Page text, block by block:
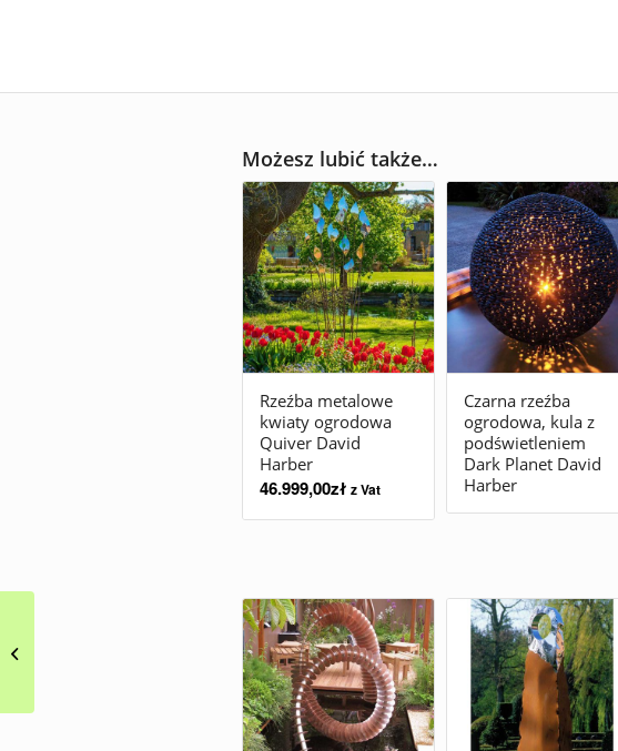
Możesz lubić także…
Rzeźba metalowe
kwiaty ogrodowa
Quiver David
Harber
46.999,00zł z Vat
Czarna rzeźba
ogrodowa, kula z
podświetleniem
Dark Planet David
Harber